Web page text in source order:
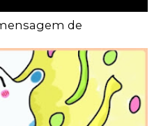
de